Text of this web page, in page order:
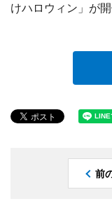
けハロウィン」が開
前